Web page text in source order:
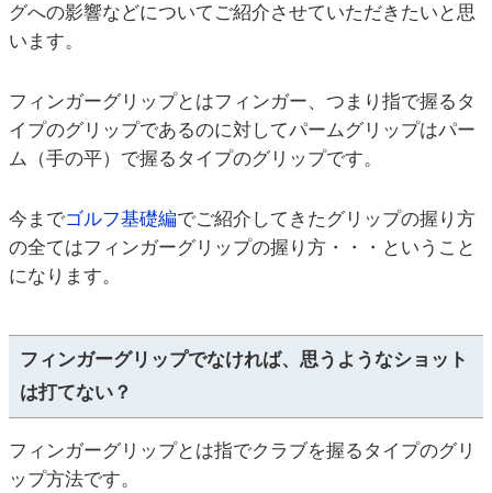
グへの影響などについてご紹介させていただきたいと思
います。
フィンガーグリップとはフィンガー、つまり指で握るタ
イプのグリップであるのに対してパームグリップはパー
ム（手の平）で握るタイプのグリップです。
今までゴルフ基礎編でご紹介してきたグリップの握り方
の全てはフィンガーグリップの握り方・・・ということ
になります。
フィンガーグリップでなければ、思うようなショット
は打てない？
フィンガーグリップとは指でクラブを握るタイプのグリ
ップ方法です。